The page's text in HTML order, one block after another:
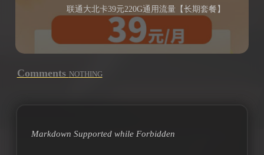
联通大北卡39元220G通用流量【长期套餐】
Comments NOTHING
Markdown Supported while Forbidden